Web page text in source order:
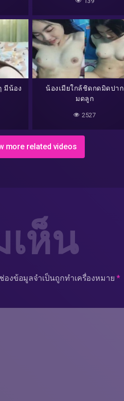
มีน้อง
น้องเมียใกล้ชิดกดมิดปาก
มดลูก
2527
more related videos
เห็น
ช่องข้อมูลจำเป็นถูกทำเครื่องหมาย *